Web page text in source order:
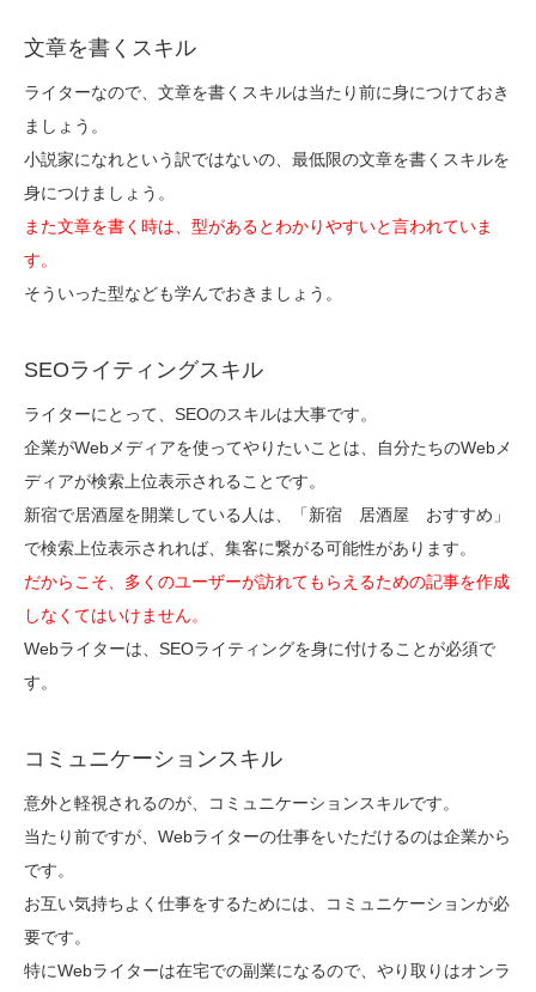
文章を書くスキル
ライターなので、文章を書くスキルは当たり前に身につけておき
ましょう。
小説家になれという訳ではないの、最低限の文章を書くスキルを
身につけましょう。
また文章を書く時は、型があるとわかりやすいと言われていま
す。
そういった型なども学んでおきましょう。
SEOライティングスキル
ライターにとって、SEOのスキルは大事です。
企業がWebメディアを使ってやりたいことは、自分たちのWebメ
ディアが検索上位表示されることです。
新宿で居酒屋を開業している人は、「新宿 居酒屋 おすすめ」
で検索上位表示されれば、集客に繋がる可能性があります。
だからこそ、多くのユーザーが訪れてもらえるための記事を作成
しなくてはいけません。
Webライターは、SEOライティングを身に付けることが必須で
す。
コミュニケーションスキル
意外と軽視されるのが、コミュニケーションスキルです。
当たり前ですが、Webライターの仕事をいただけるのは企業から
です。
お互い気持ちよく仕事をするためには、コミュニケーションが必
要です。
特にWebライターは在宅での副業になるので、やり取りはオンラ